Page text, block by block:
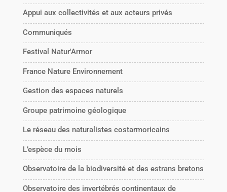
Appui aux collectivités et aux acteurs privés
Communiqués
Festival Natur'Armor
France Nature Environnement
Gestion des espaces naturels
Groupe patrimoine géologique
Le réseau des naturalistes costarmoricains
L’espèce du mois
Observatoire de la biodiversité et des estrans bretons
Observatoire des invertébrés continentaux de